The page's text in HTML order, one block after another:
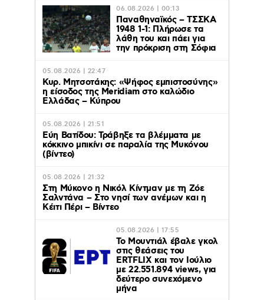
06.08.2026 | 00:13
Παναθηναϊκός – ΤΣΣΚΑ
1948 1-1: Πλήρωσε τα
λάθη του και πάει για
την πρόκριση στη Σόφια
05.08.2026 | 22:47
Κυρ. Μητσοτάκης: «Ψήφος εμπιστοσύνης»
η είσοδος της Meridiam στο καλώδιο
Ελλάδας – Κύπρου
05.08.2026 | 21:51
Εύη Βατίδου: Τράβηξε τα βλέμματα με
κόκκινο μπικίνι σε παραλία της Μυκόνου
(βίντεο)
05.08.2026 | 21:32
Στη Μύκονο η Νικόλ Κίντμαν με τη Ζόε
Σαλντάνα – Στο νησί των ανέμων και η
Κέιτι Πέρι – Βίντεο
05.08.2026 | 17:55
Το Μουντιάλ έβαλε γκολ
στις θεάσεις του
ERTFLIX και τον Ιούλιο
με 22.551.894 views, για
δεύτερο συνεχόμενο
μήνα